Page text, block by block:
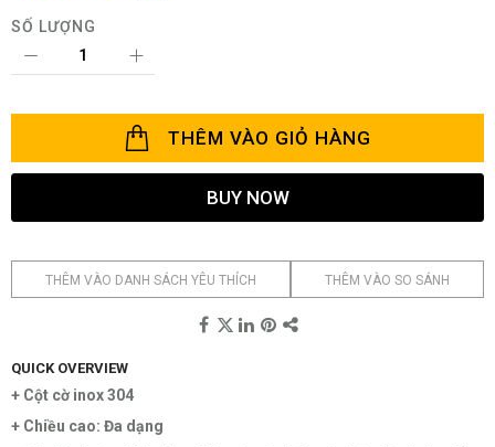
SỐ LƯỢNG
THÊM VÀO GIỎ HÀNG
BUY NOW
THÊM VÀO DANH SÁCH YÊU THÍCH THÊM VÀO SO SÁNH
QUICK OVERVIEW
+ Cột cờ inox 304
+ Chiều cao: Đa dạng